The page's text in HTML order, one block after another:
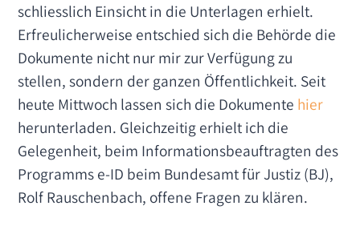
schliesslich Einsicht in die Unterlagen erhielt.
Erfreulicherweise entschied sich die Behörde die
Dokumente nicht nur mir zur Verfügung zu
stellen, sondern der ganzen Öffentlichkeit. Seit
heute Mittwoch lassen sich die Dokumente hier
herunterladen. Gleichzeitig erhielt ich die
Gelegenheit, beim Informationsbeauftragten des
Programms e-ID beim Bundesamt für Justiz (BJ),
Rolf Rauschenbach, offene Fragen zu klären.